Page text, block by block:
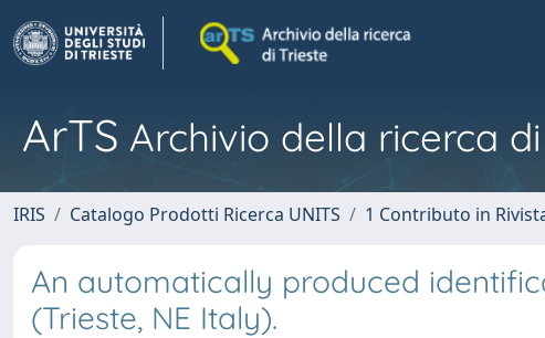
ArTS Archivio della ricerca
IRIS Catalogo Prodotti Ricerca UNITS 1 Contributo in
An automatically produced
(Trieste, NE Italy).